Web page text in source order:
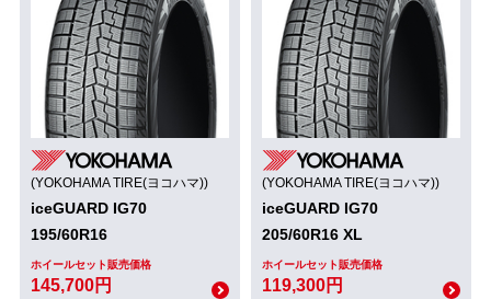
(YOKOHAMA TIRE(ヨコハマ))
iceGUARD IG70
195/60R16
ホイールセット販売価格
145,700円
(YOKOHAMA TIRE(ヨコハマ))
iceGUARD IG70
205/60R16 XL
ホイールセット販売価格
119,300円